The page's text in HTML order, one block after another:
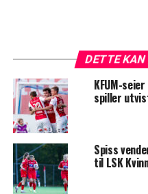
DETTE KAN
KFUM-
spiller
Spiss
til LSK